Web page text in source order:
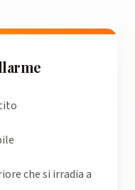
che si irradia a